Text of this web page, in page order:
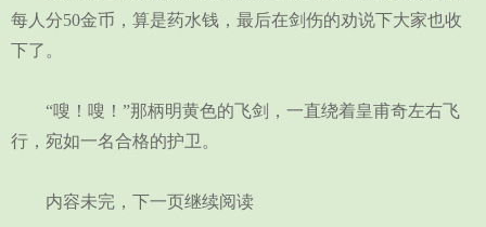
每人分50金币，算是药水钱，最后在剑伤的劝说下大家也收
下了。
“嗖！嗖！”那柄明黄色的飞剑，一直绕着皇甫奇左右飞
行，宛如一名合格的护卫。
内容未完，下一页继续阅读